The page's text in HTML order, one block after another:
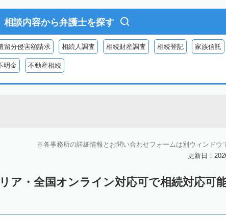
相談内容から弁護士を探す
留分侵害額請求 相続人調査 相続財産調査 相続登記 家族信託
明金 不動産相続
各事務所の詳細情報とお問い合わせフォームは別ウィンドウ
更新日：
ア・全国オンライン対応可で相続対応可